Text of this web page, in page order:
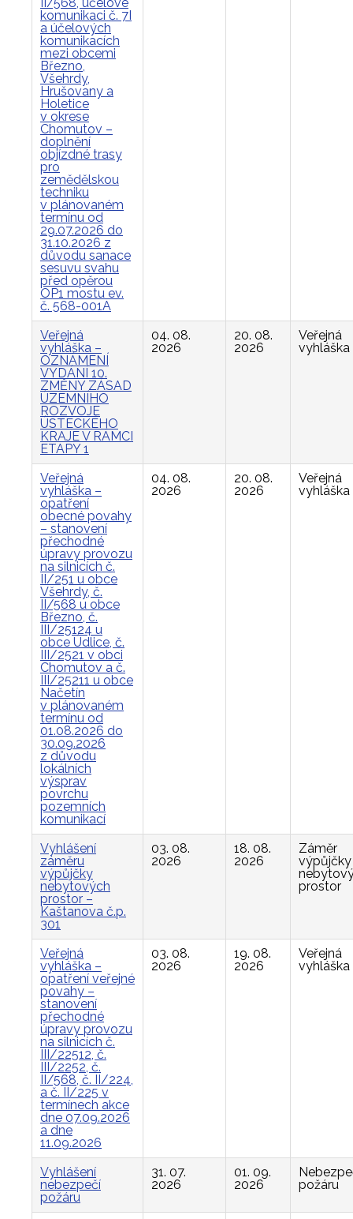
komunikaci č. 7I
a účelových
komunikacích
mezi obcemi
Březno,
Všehrdy,
Hrušovany a
Holetice
v okrese
Chomutov –
doplnění
objízdné trasy
pro
zemědělskou
techniku
v plánovaném
termínu od
29.07.2026 do
31.10.2026 z
důvodu sanace
sesuvu svahu
před opěrou
OP1 mostu ev.
č. 568-001A
Veřejná
vyhláška –
OZNÁMENÍ
VYDÁNÍ 10.
ZMĚNY ZÁSAD
ÚZEMNÍHO
ROZVOJE
ÚSTECKÉHO
KRAJE V RÁMCI
ETAPY 1
04. 08.
2026
20. 08.
2026
Veřejná
vyhláška
Veřejná
vyhláška –
opatření
obecné povahy
– stanovení
přechodné
úpravy provozu
na silnicích č.
II/251 u obce
Všehrdy, č.
II/568 u obce
Březno, č.
III/25124 u
obce Údlice, č.
III/2521 v obci
Chomutov a č.
III/25211 u obce
Načetín
v plánovaném
termínu od
01.08.2026 do
30.09.2026
z důvodu
lokálních
výsprav
povrchu
pozemních
komunikací
04. 08.
2026
20. 08.
2026
Veřejná
vyhláška
Vyhlášení
záměru
výpůjčky
nebytových
prostor –
Kaštanova č.p.
301
03. 08.
2026
18. 08.
2026
Záměr
výpůjčky
prostor
Veřejná
vyhláška –
opatření veřejné
povahy –
stanovení
přechodné
úpravy provozu
na silnicích č.
III/22512, č.
III/2252, č.
II/568, č. II/224,
a č. II/225 v
termínech akce
dne 07.09.2026
a dne
11.09.2026
03. 08.
2026
19. 08.
2026
Veřejná
vyhláška
Vyhlášení
nebezpečí
požáru
31. 07.
2026
01. 09.
2026
požáru